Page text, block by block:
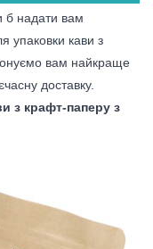
б надати вам
упаковки кави з
вам найкраще
доставку.
з крафт-паперу з